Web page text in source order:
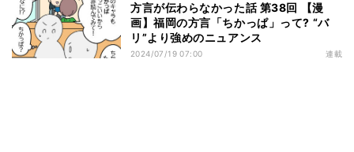
方言が伝わらなかった話 第38回 【漫
画】福岡の方言「ちかっぱ」って? “バ
リ”より強めのニュアンス
2024/07/19 07:00 連載